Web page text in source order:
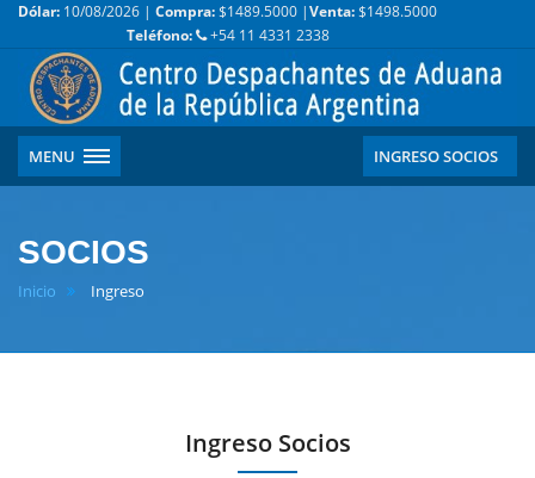
Dólar: 10/08/2026 | Compra:$1489.5000 |Venta:$1498.5000
Teléfono:
+54 11 4331 2338
MENU INGRESO SOCIOS
SOCIOS
Inicio Ingreso
Ingreso Socios